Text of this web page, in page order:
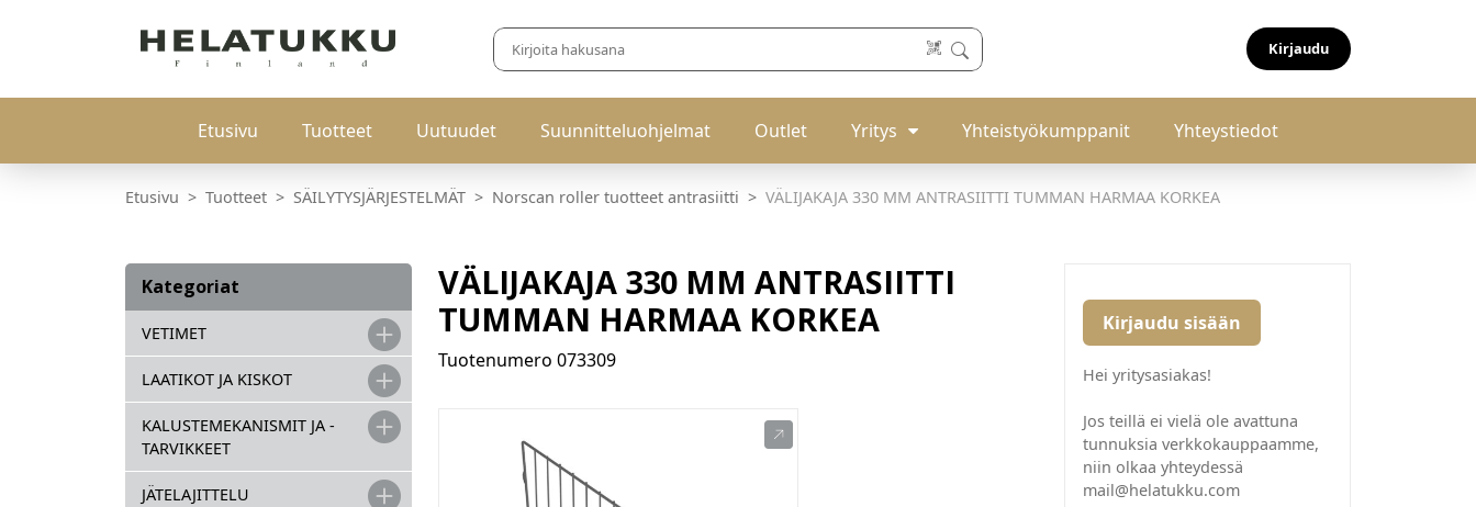
Kirjaudu
Etusivu Tuotteet Uutuudet Suunnitteluohjelmat Outlet Yritys Yhteistyökumppanit Yhteystiedot
Etusivu Tuotteet SÄILYTYSJÄRJESTELMÄT Norscan roller tuotteet antrasiitti VÄLIJAKAJA 330 MM ANTRASIITTI TUMMAN HARMAA KORKEA
Kategoriat
VETIMET
LAATIKOT JA KISKOT
KALUSTEMEKANISMIT JA -
TARVIKKEET
JÄTELAJITTELU
VÄLIJAKAJA 330 MM ANTRASIITTI
TUMMAN HARMAA KORKEA
Tuotenumero 073309
Kirjaudu sisään
Hei yritysasiakas!
Jos teillä ei vielä ole avattuna
tunnuksia verkkokauppaamme,
niin olkaa yhteydessä
mail@helatukku.com